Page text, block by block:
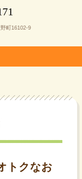
町16102-9
トクなお